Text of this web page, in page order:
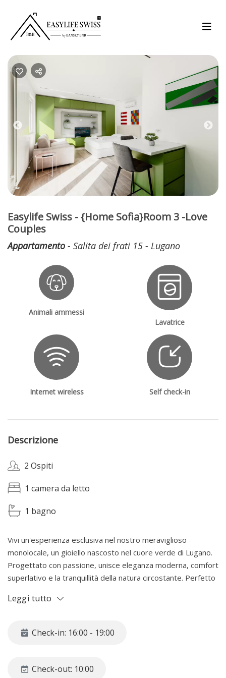
Previous
Easylife Swiss - {Home Sofia}Room 3 -Love
Couples
Appartamento - Salita dei frati 15 - Lugano
Animali ammessi
Lavatrice
Internet wireless Self check-in
Descrizione
2 Ospiti
1 camera da letto
1 bagno
Vivi un'esperienza esclusiva nel nostro meraviglioso
monolocale, un gioiello nascosto nel cuore verde di Lugano.
Progettato con passione, unisce eleganza moderna, comfort
superlativo e la tranquillità della natura circostante. Perfetto
spazio è curato nei minimi dettagli per offrirti un soggiorno
dove stile e natura si fondono magicamente.
Nel cuore di Lugano, nascosto nella storica e romantica Salita
Leggi tutto
Check-in: 16:00 - 19:00
Check-out: 10:00